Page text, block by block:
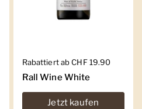
Regulärer Preis
Rabattiert ab CHF 19.90
Rall Wine White
Jetzt kaufen